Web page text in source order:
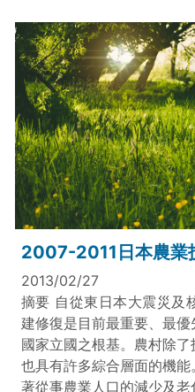
2007-2011日本農業
2013/02/27
摘要 自從東日本大震災及
建修復是目前最重要、最
國家立國之根基。農村除
也具有許多綜合層面的機
著從事農業人口的減少及